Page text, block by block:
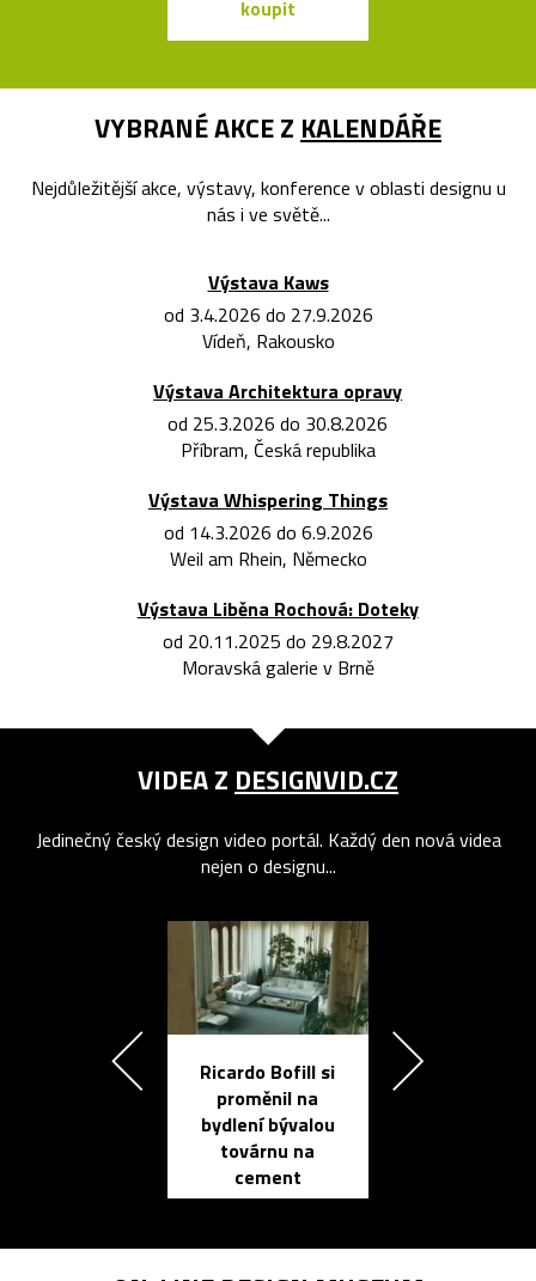
koupit
VYBRANÉ AKCE Z KALENDÁŘE
Nejdůležitější akce, výstavy, konference v oblasti designu u
nás i ve světě...
Výstava Kaws
od 3.4.2026 do 27.9.2026
Vídeň, Rakousko
Výstava Architektura opravy
od 25.3.2026 do 30.8.2026
Příbram, Česká republika
Výstava Whispering Things
od 14.3.2026 do 6.9.2026
Weil am Rhein, Německo
Výstava Liběna Rochová: Doteky
od 20.11.2025 do 29.8.2027
Moravská galerie v Brně
VIDEA Z DESIGNVID.CZ
Jedinečný český design video portál. Každý den nová videa
nejen o designu...
Ricardo Bofill si
proměnil na
bydlení bývalou
továrnu na
cement